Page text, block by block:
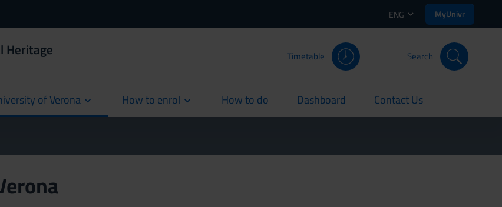
ENG MyUnivr
Heritage Timetable Search
of Verona How to enrol How to do
current Dashboard
current Contact Us
current